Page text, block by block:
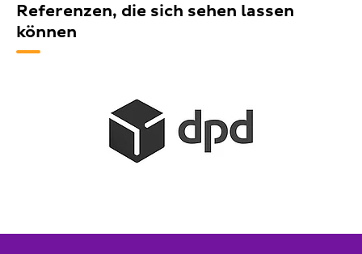
Referenzen, die sich sehen lassen
können